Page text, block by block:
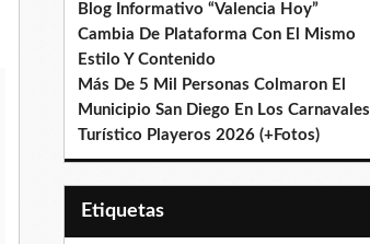
Blog Informativo “Valencia Hoy”
Cambia De Plataforma Con El Mismo
Estilo Y Contenido
Más De 5 Mil Personas Colmaron El
Municipio San Diego En Los Carnavales
Turístico Playeros 2026 (+Fotos)
Etiquetas